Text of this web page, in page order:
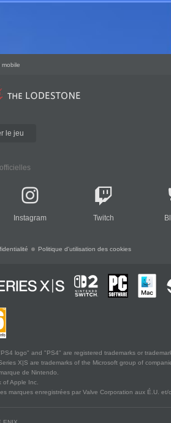
mobile
le jeu
Instagram Twitch
Politique d'utilisation des cookies
logo" and "PS4" are registered trademarks or
X|S are trademarks of the Microsoft group of
de Nintendo.
of Apple Inc.
marques enregistrées par Valve Corporation aux É.U. et/